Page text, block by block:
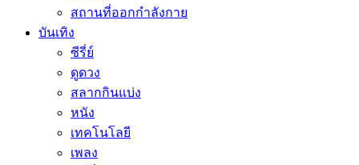
สถานที่ออกกำลังกาย
บันเทิง
ซีรี่ย์
ดูดวง
สลากกินแบ่ง
หนัง
เทคโนโลยี
เพลง